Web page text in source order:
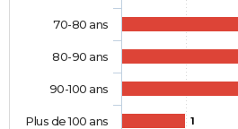
1
70-80 ans
80-90 ans
90-100 ans
Plus de 100 ans